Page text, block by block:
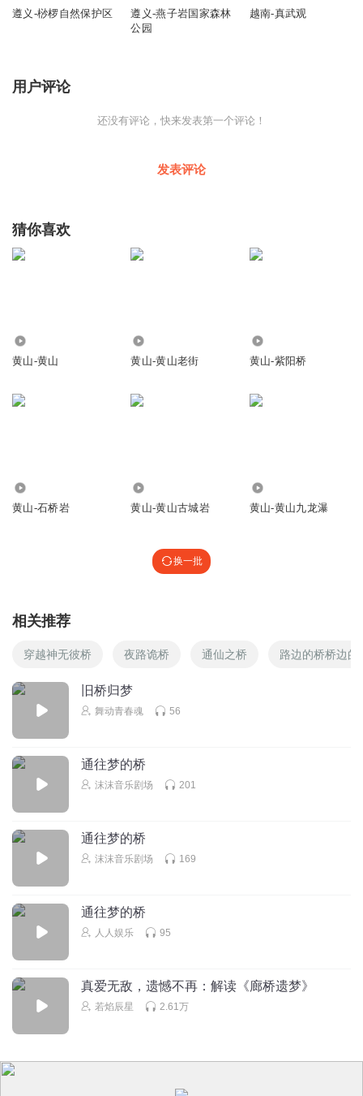
遵义-桫椤自然保护区
遵义-燕子岩国家森林
公园
越南-真武观
用户评论
还没有评论，快来发表第一个评论！
发表评论
猜你喜欢
黄山-黄山 黄山-黄山老街 黄山-紫阳桥
黄山-石桥岩 黄山-黄山古城岩 黄山-黄山九龙瀑
换一批
相关推荐
穿越神无彼桥 夜路诡桥 通仙之桥 路边的桥桥边的
旧桥归梦
舞动青春魂 56
通往梦的桥
沫沫音乐剧场 201
通往梦的桥
沫沫音乐剧场 169
通往梦的桥
人人娱乐 95
真爱无敌，遗憾不再：解读《廊桥遗梦》
若焰辰星 2.61万